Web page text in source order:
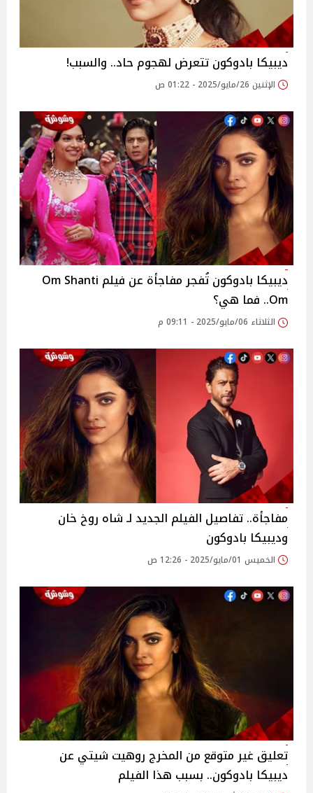
ديبيكا بادوكون تتعرض لهجوم حاد.. والسبب!
الإثنين 26/مايو/2025 - 01:22 ص
ديبيكا بادوكون تُفجر مفاجأة عن فيلم Om Shanti
Om.. فما هي؟
الثلاثاء 06/مايو/2025 - 09:11 م
مفاجأة.. تفاصيل الفيلم الجديد لـ شاه روخ خان
وديبيكا بادوكون
الخميس 01/مايو/2025 - 12:26 ص
تعليق غير متوقع من المخرج روهيت شيتي عن
ديبيكا بادوكون.. بسبب هذا الفيلم